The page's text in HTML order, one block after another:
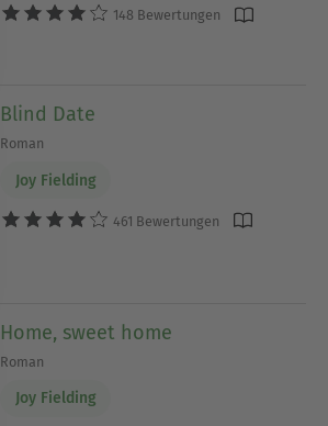
148 Bewertungen
Blind Date
Roman
Joy Fielding
461 Bewertungen
Home, sweet home
Roman
Joy Fielding